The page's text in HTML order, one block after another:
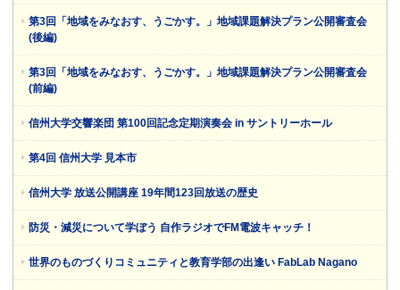
第3回「地域をみなおす、うごかす。」地域課題解決プラン公開審査会
(後編)
第3回「地域をみなおす、うごかす。」地域課題解決プラン公開審査会
(前編)
信州大学交響楽団 第100回記念定期演奏会 in サントリーホール
第4回 信州大学 見本市
信州大学 放送公開講座 19年間123回放送の歴史
防災・減災について学ぼう 自作ラジオでFM電波キャッチ！
世界のものづくりコミュニティと教育学部の出逢い FabLab Nagano